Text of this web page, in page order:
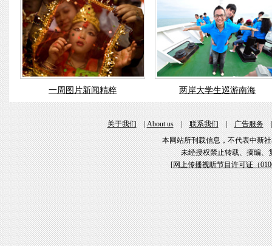
一周图片新闻精粹 两岸大学生巡游南海
关于我们|About us|联系我们|广告服务
本网站所刊载信息，不代表中新
未经授权禁止转载、摘编、
[网上传播视听节目许可证（